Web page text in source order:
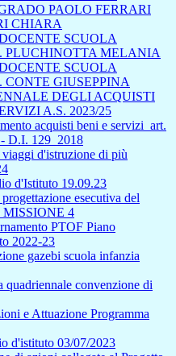
PAOLO FERRARI
CHIARA
SCUOLA
PLUCHINOTTA MELANIA
SCUOLA
GIUSEPPINA
DEGLI ACQUISTI
A.S. 2023/25
acquisti beni e servizi_art.
D.I. 129_2018
d'istruzione di più
d'Istituto 19.09.23
esecutiva del
MISSIONE 4
PTOF Piano
2022-23
gazebi scuola infanzia
quadriennale convenzione di
e Attuazione Programma
d'istituto 03/07/2023